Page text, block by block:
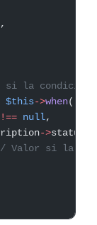
si la condición
$this->when(
!== null,
->status,
Valor si la